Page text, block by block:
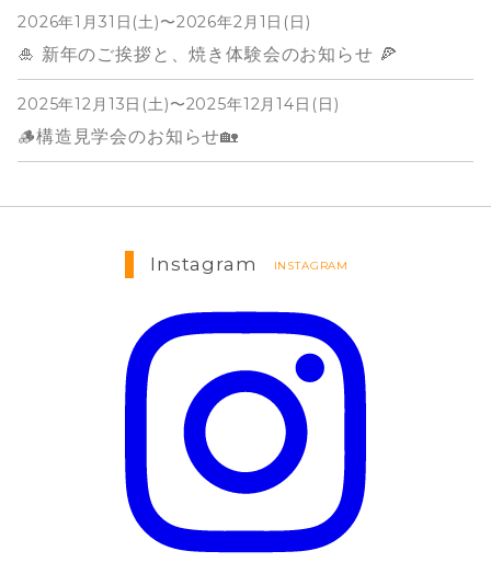
2026年1月31日(土)〜2026年2月1日(日)
🎍 新年のご挨拶と、焼き体験会のお知らせ 🍕
2025年12月13日(土)〜2025年12月14日(日)
🪵構造見学会のお知らせ🏡
Instagram INSTAGRAM